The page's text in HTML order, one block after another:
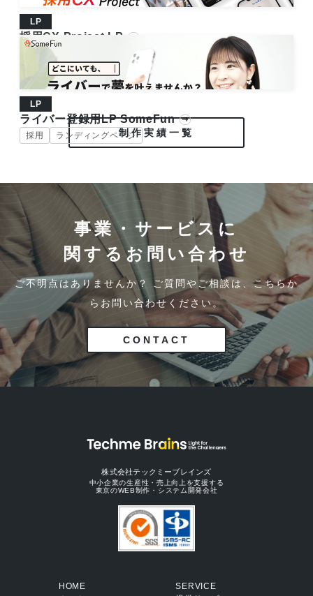
LP
採用CX Project LP
ランディングページ BtoB
LP
ライバー登録用LP SomeFun
採用 ランディングページ制作実績一覧
事業・サービスに
関するお問い合わせ
ご不明点はありませんか？ ご質問やご相談は、こちらか
らお問い合わせください。
CONTACT
株式会社テックミーブレインズ
中小企業の生産性・売上向上を支援する
東京のWEB制作・システム開発会社
HOME
SERVICE